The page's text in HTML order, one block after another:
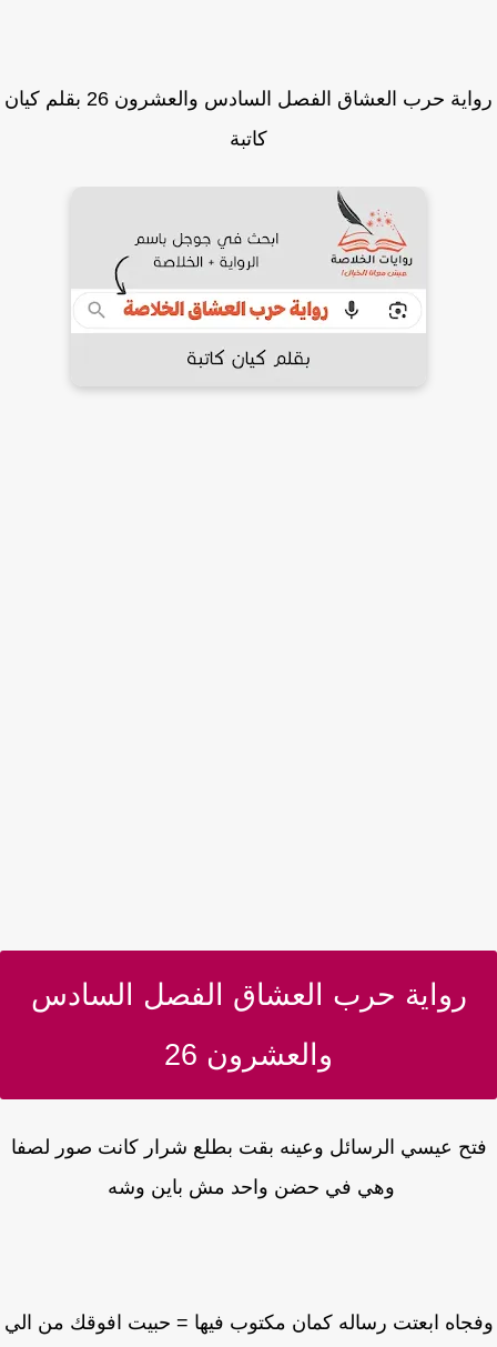
رواية حرب العشاق الفصل السادس والعشرون 26 بقلم كيان
كاتبة
رواية حرب العشاق الفصل السادس
والعشرون 26
عيسي الرسائل وعينه بقت بطلع شرار كانت صور لصفا
وهي في حضن واحد مش باين وشه
ابعتت رساله كمان مكتوب فيها = حبيت افوقك من الي